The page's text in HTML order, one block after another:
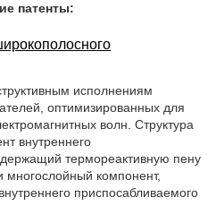
патенты:
исполнениям
оптимизированных для
волн. Структура
внутреннего
термореактивную пену
многослойный компонент,
приспосабливаемого